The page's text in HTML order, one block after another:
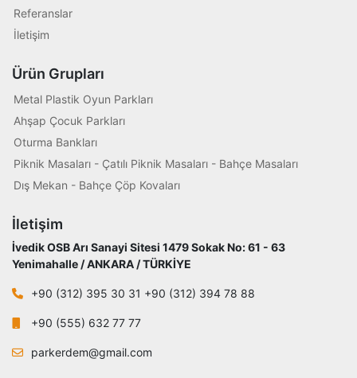
Referanslar
İletişim
Ürün Grupları
Metal Plastik Oyun Parkları
Ahşap Çocuk Parkları
Oturma Bankları
Piknik Masaları - Çatılı Piknik Masaları - Bahçe Masaları
Dış Mekan - Bahçe Çöp Kovaları
İletişim
İvedik OSB Arı Sanayi Sitesi 1479 Sokak No: 61 - 63
Yenimahalle / ANKARA / TÜRKİYE
+90 (312) 395 30 31 +90 (312) 394 78 88
+90 (555) 632 77 77
parkerdem@gmail.com